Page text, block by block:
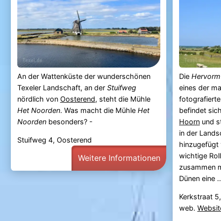
An der Wattenküste der wunderschönen
Texeler Landschaft, an der Stuifweg
nördlich von Oosterend, steht die Mühle
Het Noorden. Was macht die Mühle Het
Noordenbesonders? -
Stuifweg 4, Oosterend
Weitere Informationen
Die
eines der
befindet
Hoornund
in der
hinzugefügt
wichtige
zusammen
Dünen eine
Kerkstraat
web.